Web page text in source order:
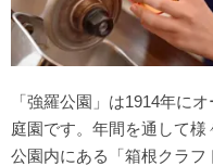
「強羅公園」は1914年に
庭園です。年間を通して
公園内にある「箱根クラ